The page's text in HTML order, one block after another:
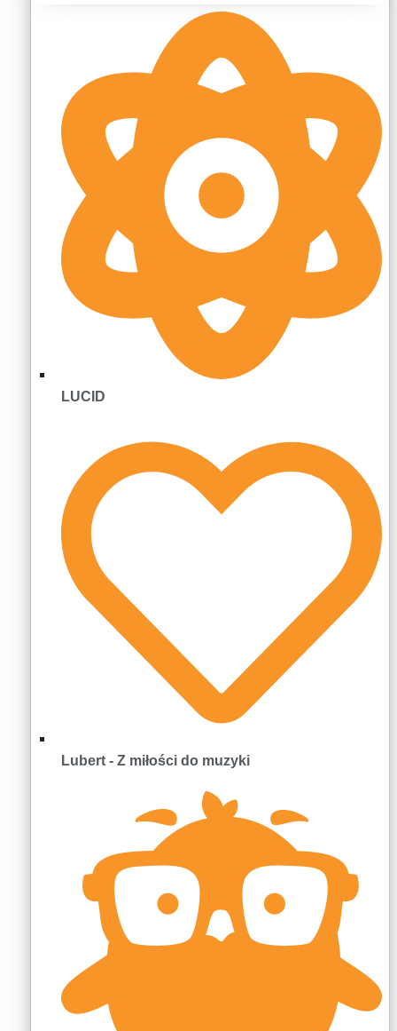
LUCID
Lubert - Z miłości do muzyki